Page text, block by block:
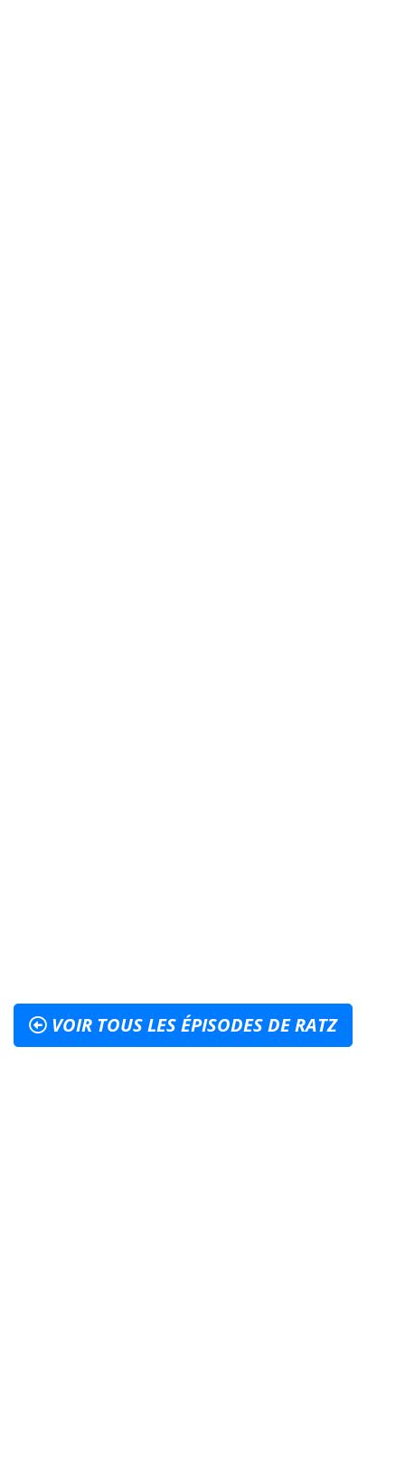
VOIR TOUS LES ÉPISODES DE RATZ